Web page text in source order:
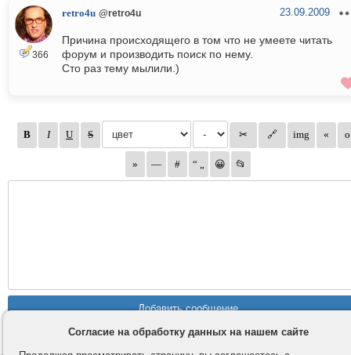
366
retro4u @retro4u 23.09.2009
Причина происходящего в том что не умеете читать
форум и производить поиск по нему.
Сто раз тему мылили.)
Согласие на обработку данных на нашем сайте